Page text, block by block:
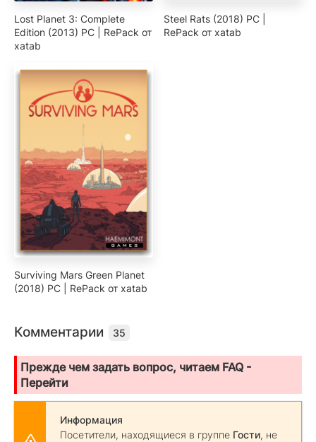
Lost Planet 3: Complete
Edition (2013) РС | RePack от
xatab
Steel Rats (2018) PC |
RePack от xatab
Surviving Mars Green Planet
(2018) PC | RePack от xatab
Комментарии 35
Прежде чем задать вопрос, читаем FAQ -
Перейти
Информация
Посетители, находящиеся в группе Гости, не